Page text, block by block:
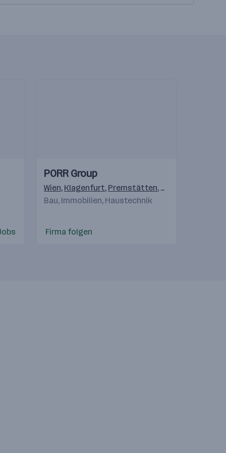
Linz,Bergheim,Innsbruck,Dornbirn
Videos
Einblicke
Einblicke
PORR Group
Wien, Klagenfurt, Premstätten, Salzburg
Bau, Immobilien, Haustechnik
Firma folgen